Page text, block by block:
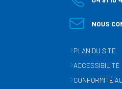
NOUS
PLAN DU SITE
ACCESSIBILITÉ
CONFORMITÉ